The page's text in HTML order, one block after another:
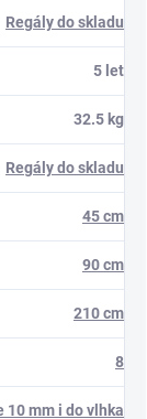
Regály do skladu
5 let
32.5 kg
Regály do skladu
45 cm
90 cm
210 cm
8
10 mm i do vlhka